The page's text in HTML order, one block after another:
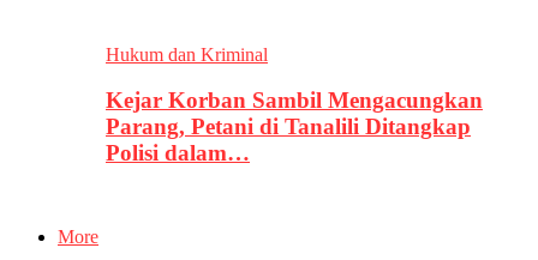
Hukum dan Kriminal
Kejar Korban Sambil Mengacungkan
Parang, Petani di Tanalili Ditangkap
Polisi dalam…
More